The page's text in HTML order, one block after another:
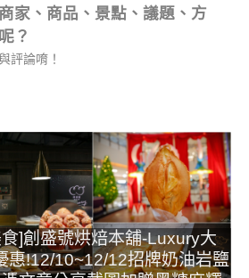
家、商品、景點、議題、方
？
評論唷！
]創盛號烘焙本舖-Luxury大
惠!12/10~12/12招牌奶油岩鹽